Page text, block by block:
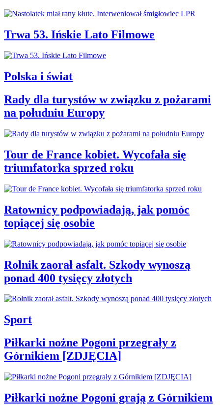
Trwa 53. Ińskie Lato Filmowe
Polska i świat
Rady dla turystów w związku z pożarami
na południu Europy
Tour de France kobiet. Wycofała się
triumfatorka sprzed roku
Ratownicy podpowiadają, jak pomóc
topiącej się osobie
Rolnik zaorał asfalt. Szkody wynoszą
ponad 400 tysięcy złotych
Sport
Piłkarki nożne Pogoni przegrały z
Górnikiem [ZDJĘCIA]
Piłkarki nożne Pogoni grają z Górnikiem